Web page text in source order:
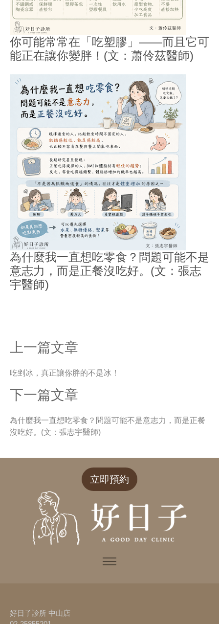
你可能常常在「吃塑膠」——而且它可
能正在讓你變胖！(文：蕭伶茲醫師)
為什麼我一直想吃零食？問題可能不是
意志力，而是正餐沒吃好。(文：張志
宇醫師)
上一篇文章
吃剉冰，真正讓你胖的不是冰！
下一篇文章
為什麼我一直想吃零食？問題可能不是意志力，而是正餐
沒吃好。(文：張志宇醫師)
立即預約
好日子診所 中山店